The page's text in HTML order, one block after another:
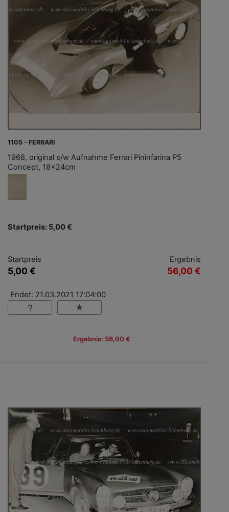
1105 - FERRARI
1968, original s/w Aufnahme Ferrari Pininfarina P5
Concept, 18x24cm
Startpreis: 5,00 €
Startpreis
5,00 €
Ergebnis
56,00 €
Endet: 21.03.2021 17:04:00
Ergebnis: 56,00 €